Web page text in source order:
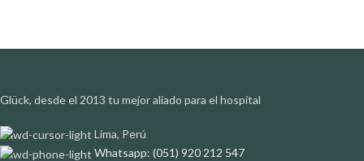
Glück, desde el 2013 tu mejor aliado para el hospital
Lima, Perú
Whatsapp: (051) 920 212 547